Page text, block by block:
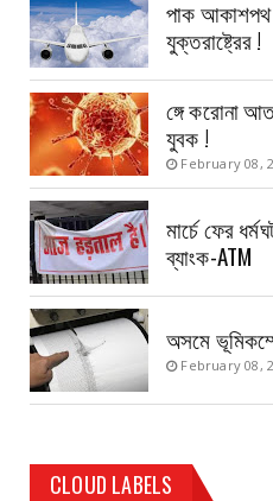
পাক আকাশপথ
যুক্তরাষ্ট্রের !
ঙ্গে করোনা
যুবক !
February 08,
মার্চে ফের
ব্যাংক-ATM
অসমে
February 08,
CLOUD LABELS